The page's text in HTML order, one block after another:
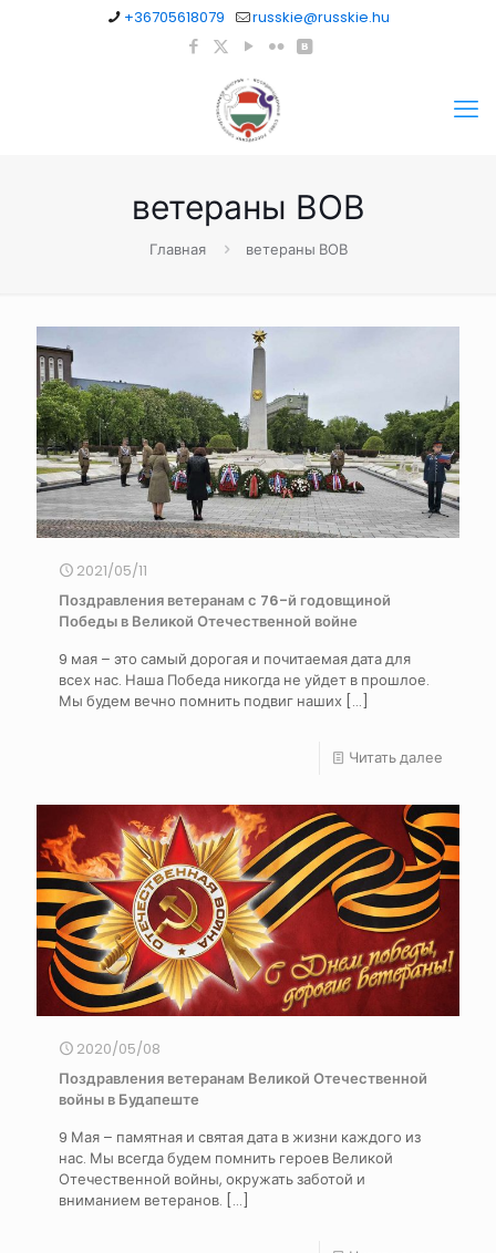
+36705618079 russkie@russkie.hu
ветераны ВОВ
Главная ветераны ВОВ
2021/05/11
Поздравления ветеранам с 76-й годовщиной
Победы в Великой Отечественной войне
9 мая – это самый дорогая и почитаемая дата для
всех нас. Наша Победа никогда не уйдет в прошлое.
Мы будем вечно помнить подвиг наших […]
Читать далее
2020/05/08
Поздравления ветеранам Великой Отечественной
войны в Будапеште
9 Мая – памятная и святая дата в жизни каждого из
нас. Мы всегда будем помнить героев Великой
Отечественной войны, окружать заботой и
вниманием ветеранов. […]